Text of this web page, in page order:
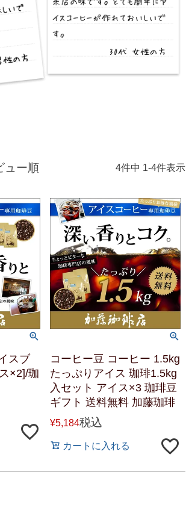
ュー順 4件中 1-4件表示
スブ
×2]/珈
コーヒー豆 コーヒー 1.5kg
たっぷりアイス 珈琲1.5kg
入セット アイス×3 珈琲豆
ギフト 送料無料 加藤珈琲
¥5,184税込
カートに入れる